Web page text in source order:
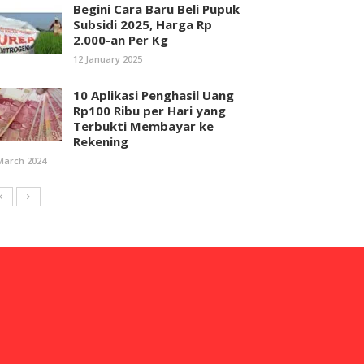
Begini Cara Baru Beli Pupuk
Subsidi 2025, Harga Rp
2.000-an Per Kg
12 January 2025
10 Aplikasi Penghasil Uang
Rp100 Ribu per Hari yang
Terbukti Membayar ke
Rekening
2024